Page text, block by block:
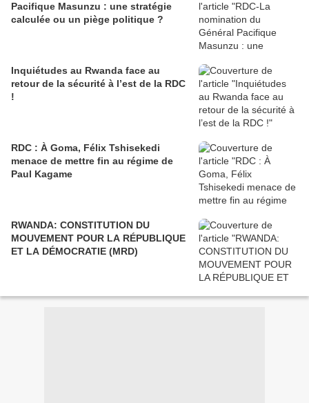
Pacifique Masunzu : une stratégie
calculée ou un piège politique ?
Inquiétudes au Rwanda face au
retour de la sécurité à l’est de la RDC
!
RDC : À Goma, Félix Tshisekedi
menace de mettre fin au régime de
Paul Kagame
RWANDA: CONSTITUTION DU
MOUVEMENT POUR LA RÉPUBLIQUE
ET LA DÉMOCRATIE (MRD)